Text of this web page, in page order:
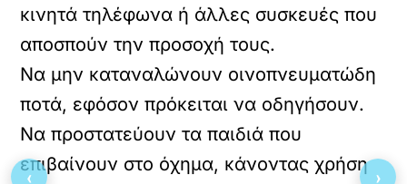
κινητά τηλέφωνα ή άλλες συσκευές που
αποσπούν την προσοχή τους.
Να μην καταναλώνουν οινοπνευματώδη
ποτά, εφόσον πρόκειται να οδηγήσουν.
Να προστατεύουν τα παιδιά που
επιβαίνουν στο όχημα, κάνοντας χρήση
‹ ›